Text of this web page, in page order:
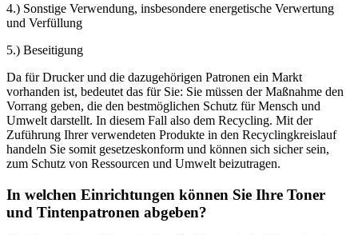
4.) Sonstige Verwendung, insbesondere energetische Verwertung
und Verfüllung
5.) Beseitigung
Da für Drucker und die dazugehörigen Patronen ein Markt
vorhanden ist, bedeutet das für Sie: Sie müssen der Maßnahme den
Vorrang geben, die den bestmöglichen Schutz für Mensch und
Umwelt darstellt. In diesem Fall also dem Recycling. Mit der
Zuführung Ihrer verwendeten Produkte in den Recyclingkreislauf
handeln Sie somit gesetzeskonform und können sich sicher sein,
zum Schutz von Ressourcen und Umwelt beizutragen.
In welchen Einrichtungen können Sie Ihre Toner
und Tintenpatronen abgeben?